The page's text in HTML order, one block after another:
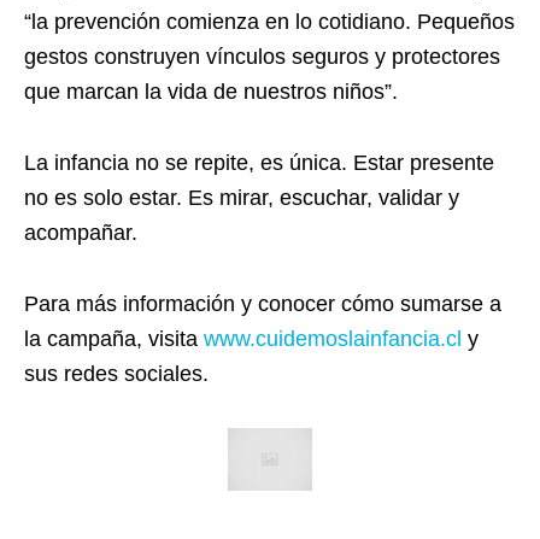
“la prevención comienza en lo cotidiano. Pequeños
gestos construyen vínculos seguros y protectores
que marcan la vida de nuestros niños”.
La infancia no se repite, es única. Estar presente
no es solo estar. Es mirar, escuchar, validar y
acompañar.
Para más información y conocer cómo sumarse a
la campaña, visita www.cuidemoslainfancia.cl y
sus redes sociales.